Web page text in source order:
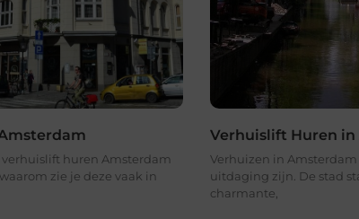
verhuislift huren Amsterdam
zie je deze vaak in
Verhuislift Huren
Verhuizen in
uitdaging zijn. De stad
charmante,